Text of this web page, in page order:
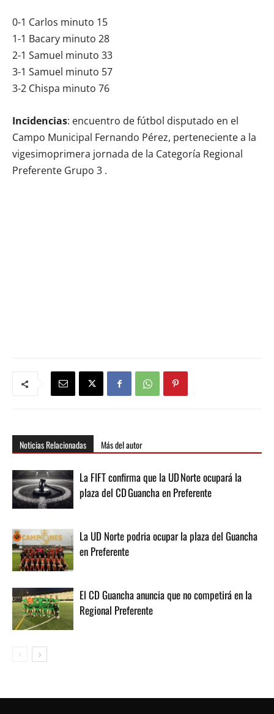
0-1 Carlos minuto 15
1-1 Bacary minuto 28
2-1 Samuel minuto 33
3-1 Samuel minuto 57
3-2 Chispa minuto 76
Incidencias: encuentro de fútbol disputado en el
Campo Municipal Fernando Pérez, perteneciente a la
vigesimoprimera jornada de la Categoría Regional
Preferente Grupo 3 .
Noticias Relacionadas Más del autor
La FIFT confirma que la UD Norte ocupará la
plaza del CD Guancha en Preferente
La UD Norte podria ocupar la plaza del Guancha
en Preferente
El CD Guancha anuncia que no competirá en la
Regional Preferente